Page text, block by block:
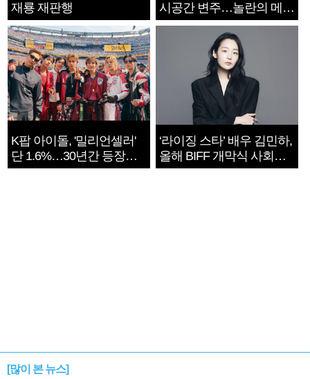
재룡 재판행
시공간 변주…놀란의 메시
지는 ‘전쟁 속죄’
K팝 아이돌, '밀리언셀러'
단 1.6%…30년간 등장
1182개팀 전수조사
‘라이징 스타’ 배우 김민하,
올해 BIFF 개막식 사회자
확정
[많이 본 뉴스]